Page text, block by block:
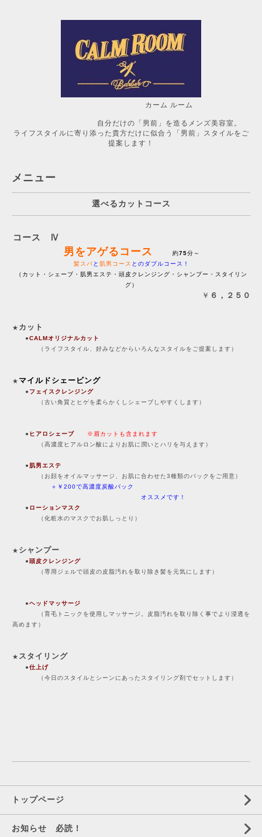
カーム ルーム
自分だけの「男前」を造るメンズ美容室。
ライフスタイルに寄り添った貴方だけに似合う「男前」スタイルをご
提案します！
メニュー
選べるカットコース
コース Ⅳ
男をアゲるコース 約75分～
髪スパ と 肌男コース とのダブルコース！
（カット・シェーブ・肌男エステ・頭皮クレンジング・シャンプー・スタイリン
グ）
￥ ６，２５０
★ カット
●CALMオリジナルカット
（ライフスタイル、好みなどからいろんなスタイルをご提案します）
★ マイルドシェービング
● フェイスクレンジング
（古い角質とヒゲを柔らかくしシェーブしやすくします）
● ヒアロシェーブ
※眉カットも含まれます
（高濃度ヒアルロン酸によりお肌に潤いとハリを与えます）
● 肌男エステ
（お顔をオイルマッサージ、お肌に合わせた3種類のパックをご用意）
＋￥200で高濃度炭酸パック
オススメです！
● ローションマスク
（化粧水のマスクでお肌しっとり）
★ シャンプー
●頭皮クレンジング
（専用ジェルで頭皮の皮脂汚れを取り除き髪を元気にします）
●ヘッドマッサージ
（育毛トニックを使用しマッサージ。皮脂汚れを取り除く事でより浸透を
高めます）
★ スタイリング
●仕上げ
（今日のスタイルとシーンにあったスタイリング剤でセットします）
トップページ
お知らせ 必読！